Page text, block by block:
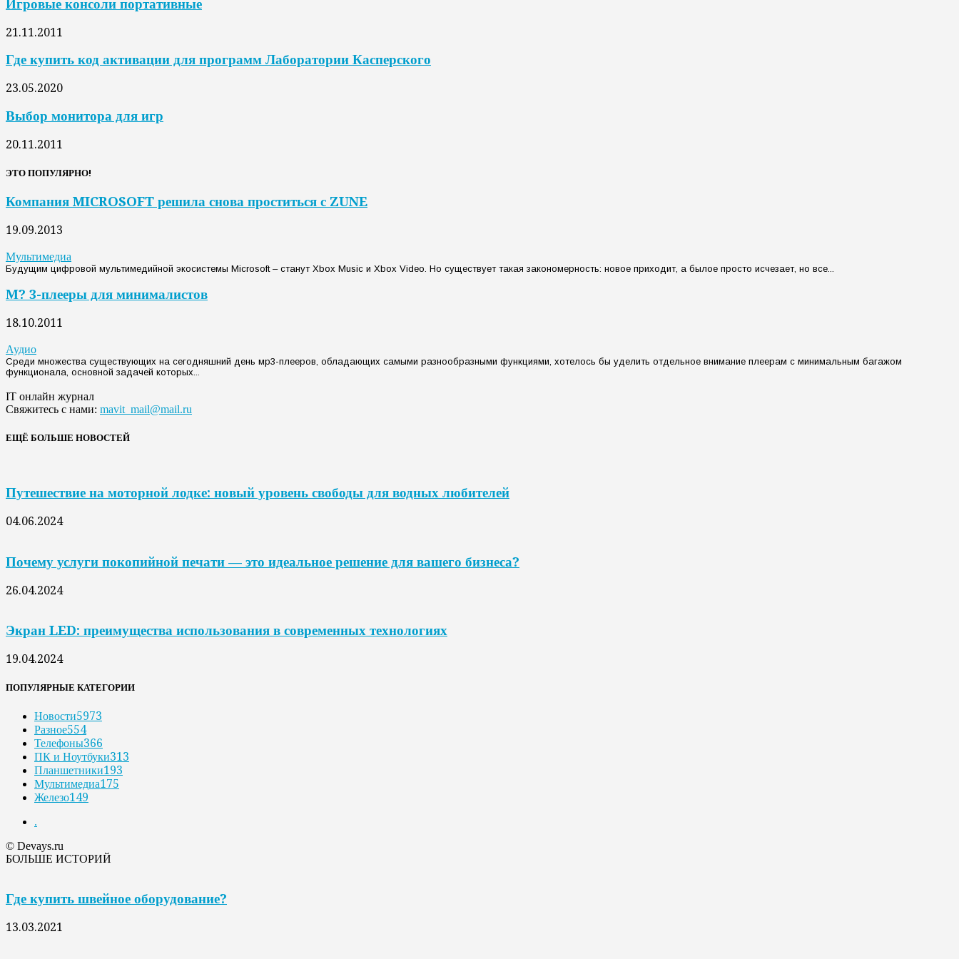
Игровые консоли портативные
21.11.2011
Где купить код активации для программ Лаборатории Касперского
23.05.2020
Выбор монитора для игр
20.11.2011
ЭТО ПОПУЛЯРНО!
Компания MICROSOFT решила снова проститься с ZUNE
19.09.2013
Мультимедиа
Будущим цифровой мультимедийной экосистемы Microsoft – станут Xbox Music и Xbox Video. Но существует такая закономерность: новое приходит, а былое просто исчезает, но все...
М? 3-плееры для минималистов
18.10.2011
Аудио
Среди множества существующих на сегодняшний день мр3-плееров, обладающих самыми разнообразными функциями, хотелось бы уделить отдельное внимание плеерам с минимальным багажом
функционала, основной задачей которых...
IT онлайн журнал
Свяжитесь с нами: mavit_mail@mail.ru
ЕЩЁ БОЛЬШЕ НОВОСТЕЙ
Путешествие на моторной лодке: новый уровень свободы для водных любителей
04.06.2024
Почему услуги покопийной печати — это идеальное решение для вашего бизнеса?
26.04.2024
Экран LED: преимущества использования в современных технологиях
19.04.2024
ПОПУЛЯРНЫЕ КАТЕГОРИИ
Новости5973
Разное554
Телефоны366
ПК и Ноутбуки313
Планшетники193
Мультимедиа175
Железо149
.
© Devays.ru
БОЛЬШЕ ИСТОРИЙ
Где купить швейное оборудование?
13.03.2021